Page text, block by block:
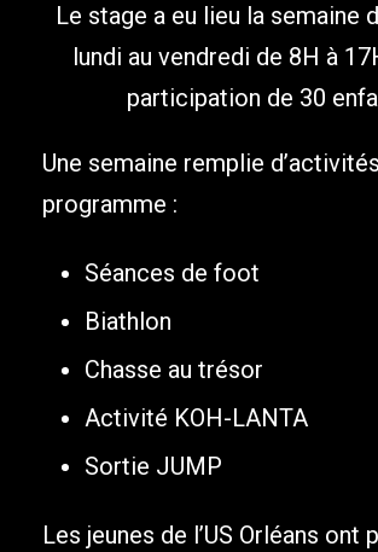
Le stage a eu lieu la semaine
lundi au vendredi de 8H à
participation de 30
Une semaine remplie
programme :
Séances de foot
Biathlon
Chasse au trésor
Activité KOH-LANTA
Sortie JUMP
Les jeunes de l’US Orléans ont